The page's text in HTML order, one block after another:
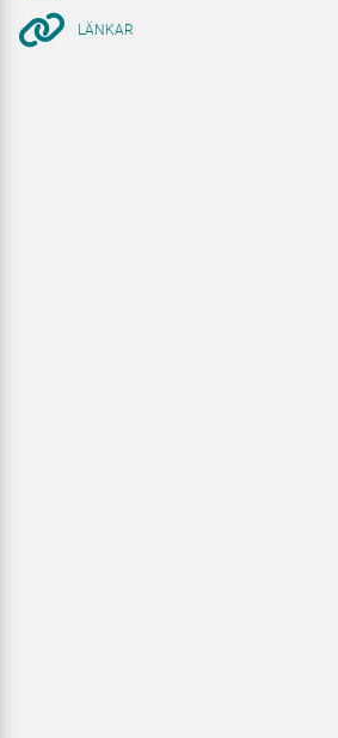
LÄNKAR